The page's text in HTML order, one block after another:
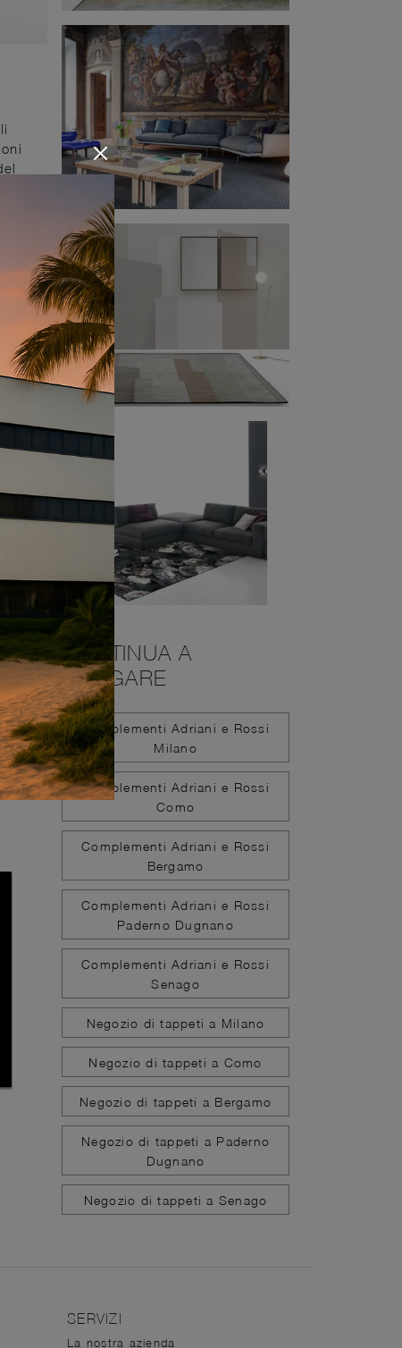
CONTINUA A
NAVIGARE
Complementi Adriani e Rossi
Milano
Complementi Adriani e Rossi
Como
Complementi Adriani e Rossi
Bergamo
Complementi Adriani e Rossi
Paderno Dugnano
Complementi Adriani e Rossi
Senago
Negozio di tappeti a Milano
Negozio di tappeti a Como
Negozio di tappeti a Bergamo
Negozio di tappeti a Paderno
Dugnano
Negozio di tappeti a Senago
SERVIZI
La nostra azienda